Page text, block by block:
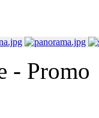
- Promo